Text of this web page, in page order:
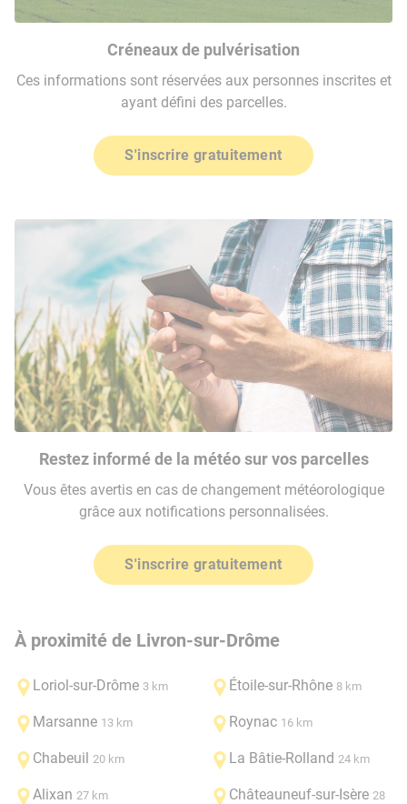
Créneaux de pulvérisation
Ces informations sont réservées aux personnes inscrites et
ayant défini des parcelles.
S'inscrire gratuitement
Restez informé de la météo sur vos parcelles
Vous êtes avertis en cas de changement météorologique
grâce aux notifications personnalisées.
S'inscrire gratuitement
À proximité de Livron-sur-Drôme
Loriol-sur-Drôme 3 km Étoile-sur-Rhône 8 km
Marsanne 13 km Roynac 16 km
Chabeuil 20 km La Bâtie-Rolland 24 km
Alixan 27 km Châteauneuf-sur-Isère 28